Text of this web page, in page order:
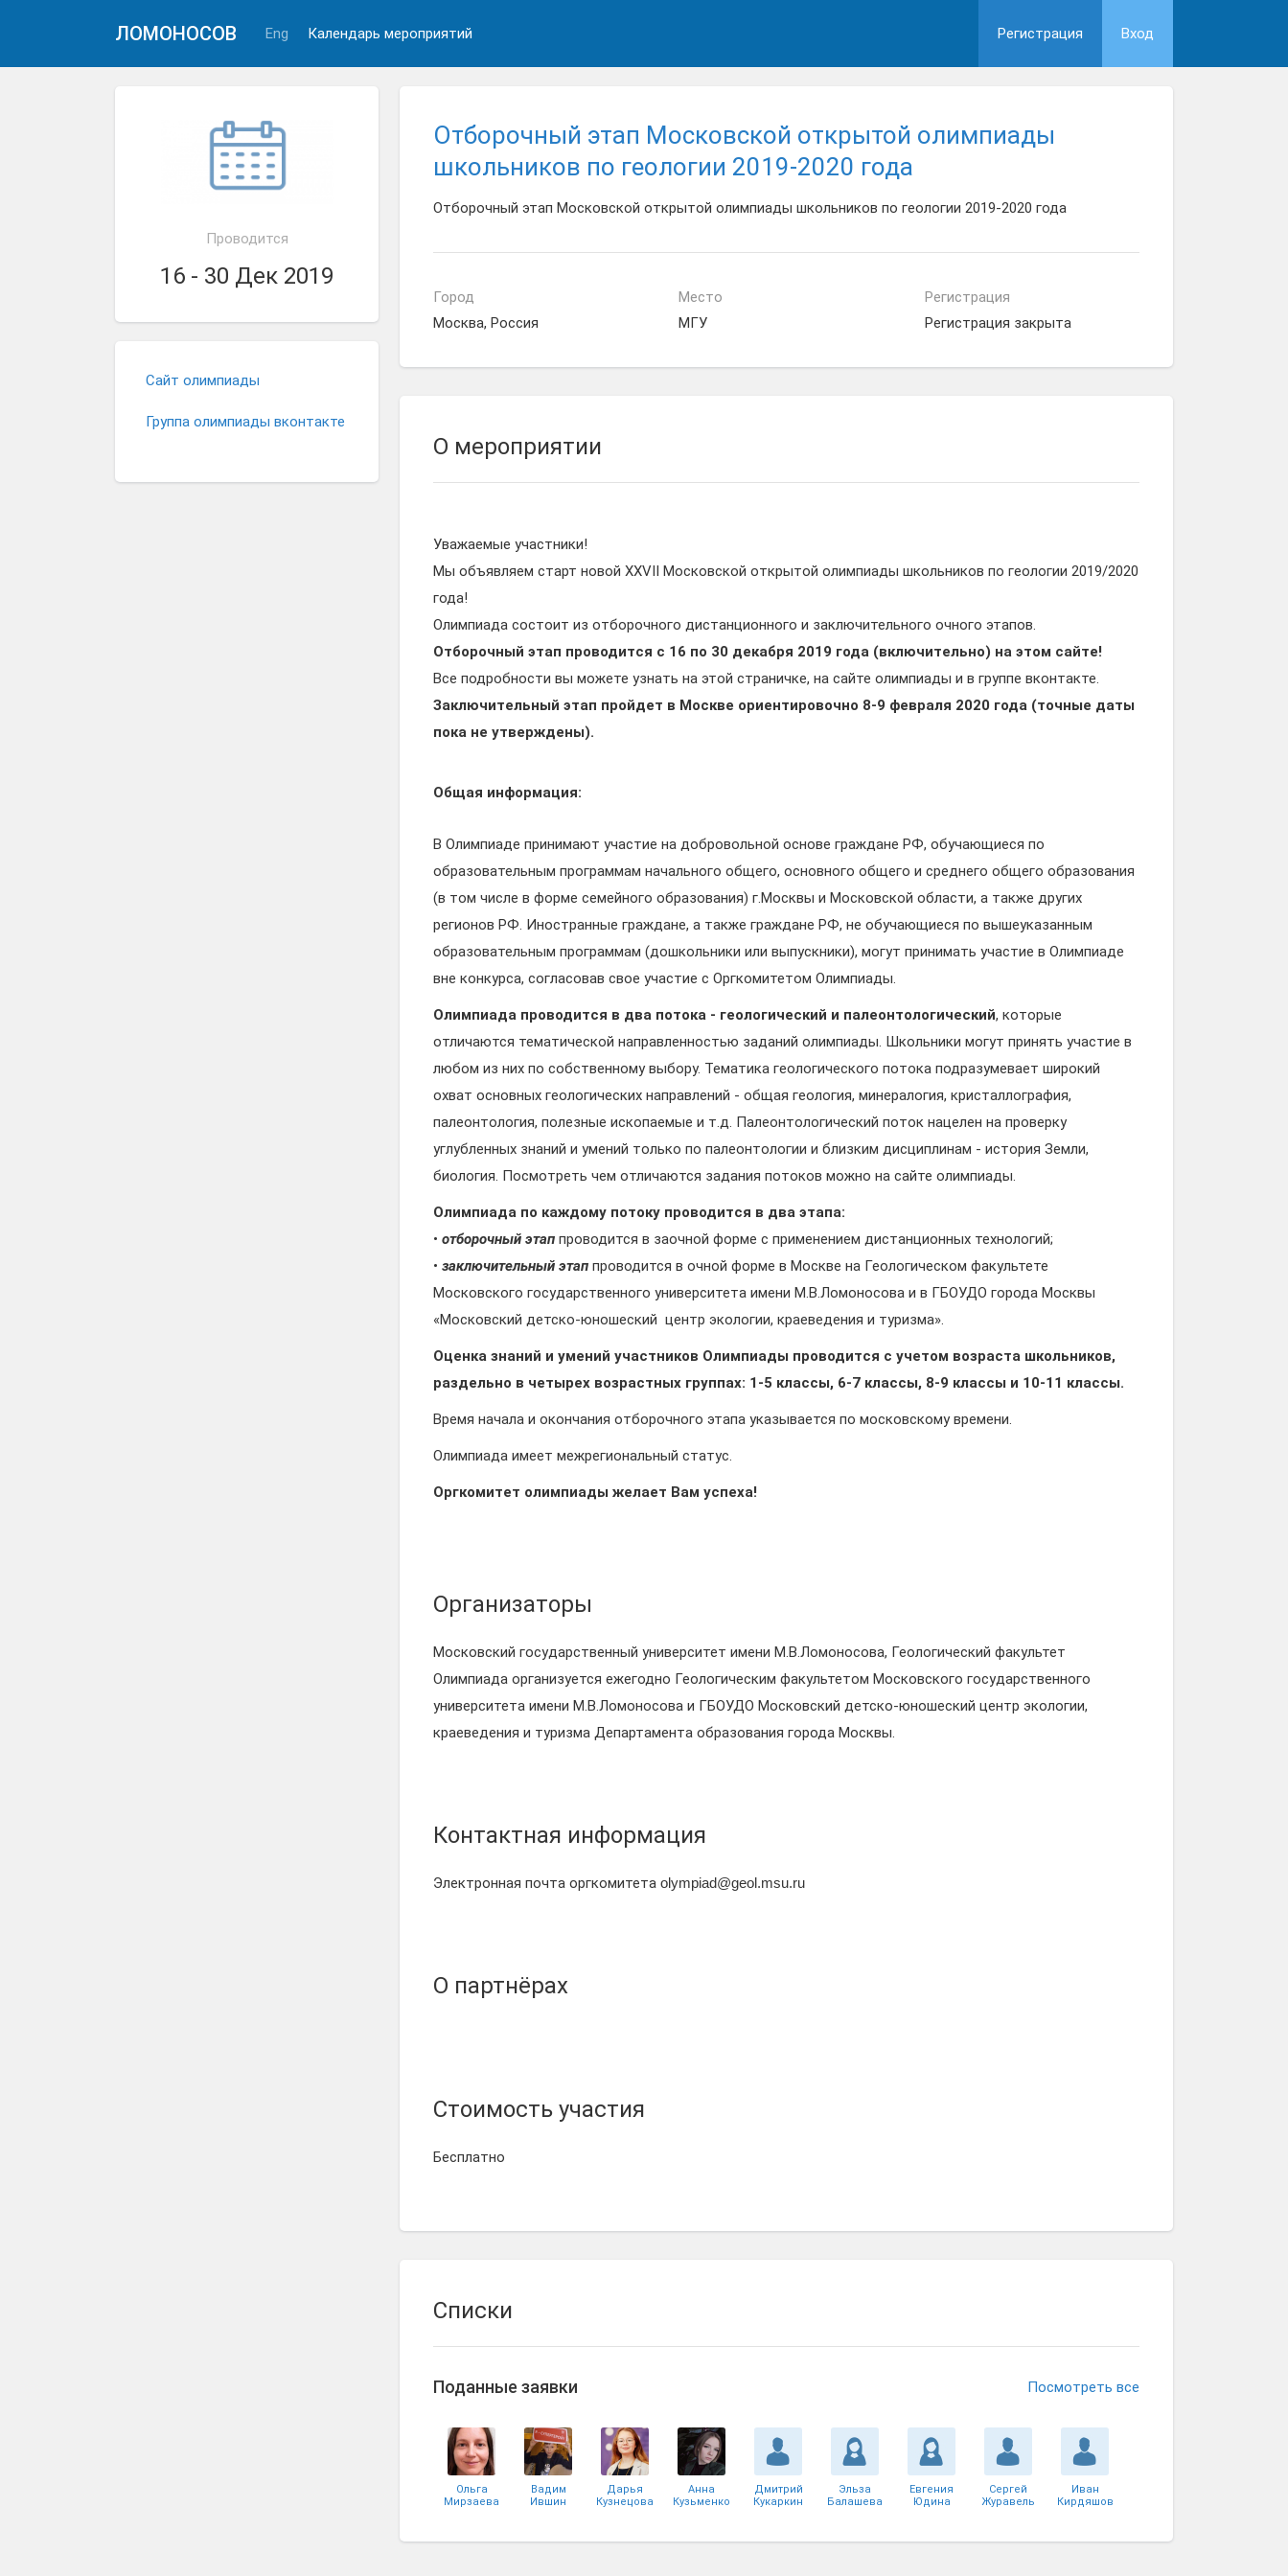
ЛОМОНОСОВ Eng Календарь мероприятий Регистрация Вход
Проводится
16 - 30 Дек 2019
Сайт олимпиады
Группа олимпиады вконтакте
Отборочный этап Московской открытой олимпиады
школьников по геологии 2019-2020 года
Отборочный этап Московской открытой олимпиады школьников по геологии 2019-2020 года
Город
Москва, Россия
Место
МГУ
Регистрация
Регистрация закрыта
О мероприятии
Уважаемые участники!
Мы объявляем старт новой XXVII Московской открытой олимпиады школьников по геологии 2019/2020
года!
Олимпиада состоит из отборочного дистанционного и заключительного очного этапов.
Отборочный этап проводится с 16 по 30 декабря 2019 года (включительно) на этом сайте!
Все подробности вы можете узнать на этой страничке, на сайте олимпиады и в группе вконтакте.
Заключительный этап пройдет в Москве ориентировочно 8-9 февраля 2020 года (точные даты
пока не утверждены).
Общая информация:
В Олимпиаде принимают участие на добровольной основе граждане РФ, обучающиеся по
образовательным программам начального общего, основного общего и среднего общего образования
(в том числе в форме семейного образования) г.Москвы и Московской области, а также других
регионов РФ. Иностранные граждане, а также граждане РФ, не обучающиеся по вышеуказанным
образовательным программам (дошкольники или выпускники), могут принимать участие в Олимпиаде
вне конкурса, согласовав свое участие с Оргкомитетом Олимпиады.
Олимпиада проводится в два потока - геологический и палеонтологический, которые
отличаются тематической направленностью заданий олимпиады. Школьники могут принять участие в
любом из них по собственному выбору. Тематика геологического потока подразумевает широкий
охват основных геологических направлений - общая геология, минералогия, кристаллография,
палеонтология, полезные ископаемые и т.д. Палеонтологический поток нацелен на проверку
углубленных знаний и умений только по палеонтологии и близким дисциплинам - история Земли,
биология. Посмотреть чем отличаются задания потоков можно на сайте олимпиады.
Олимпиада по каждому потоку проводится в два этапа:
• отборочный этап проводится в заочной форме с применением дистанционных технологий;
• заключительный этап проводится в очной форме в Москве на Геологическом факультете
Московского государственного университета имени М.В.Ломоносова и в ГБОУДО города Москвы
«Московский детско-юношеский центр экологии, краеведения и туризма».
Оценка знаний и умений участников Олимпиады проводится с учетом возраста школьников,
раздельно в четырех возрастных группах: 1-5 классы, 6-7 классы, 8-9 классы и 10-11 классы.
Время начала и окончания отборочного этапа указывается по московскому времени.
Олимпиада имеет межрегиональный статус.
Оргкомитет олимпиады желает Вам успеха!
Организаторы
Московский государственный университет имени М.В.Ломоносова, Геологический факультет
Олимпиада организуется ежегодно Геологическим факультетом Московского государственного
университета имени М.В.Ломоносова и ГБОУДО Московский детско-юношеский центр экологии,
краеведения и туризма Департамента образования города Москвы.
Контактная информация
Электронная почта оргкомитета olympiad@geol.msu.ru
О партнёрах
Стоимость участия
Бесплатно
Списки
Поданные заявки Посмотреть все
Ольга
Мирзаева
Вадим
Ившин
Дарья
Кузнецова
Анна
Кузьменко
Дмитрий
Кукаркин
Эльза
Балашева
Евгения
Юдина
Сергей
Журавель
Иван
Кирдяшов